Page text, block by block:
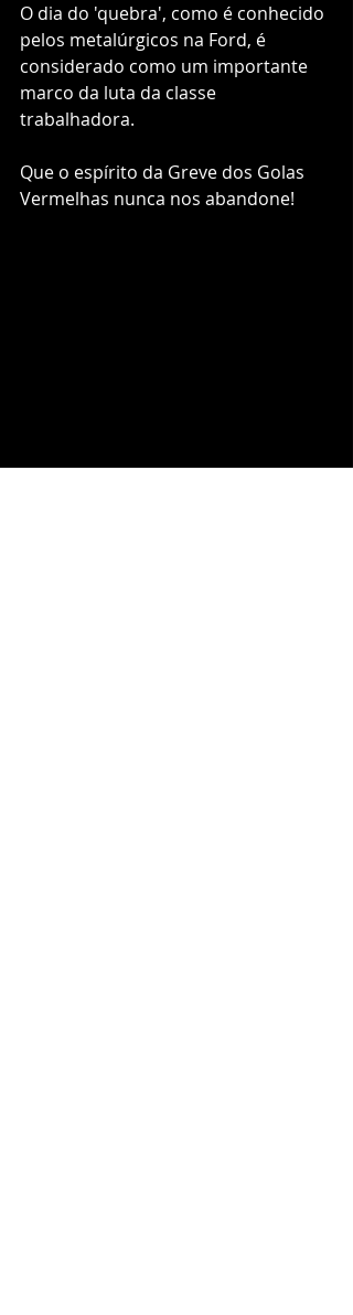
O dia do 'quebra', como é conhecido
pelos metalúrgicos na Ford, é
considerado como um importante
marco da luta da classe
trabalhadora.
Que o espírito da Greve dos Golas
Vermelhas nunca nos abandone!